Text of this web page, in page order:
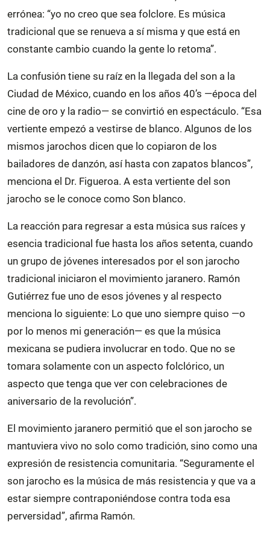
errónea: “yo no creo que sea folclore. Es música
tradicional que se renueva a sí misma y que está en
constante cambio cuando la gente lo retoma”.
La confusión tiene su raíz en la llegada del son a la
Ciudad de México, cuando en los años 40’s —época del
cine de oro y la radio— se convirtió en espectáculo. “Esa
vertiente empezó a vestirse de blanco. Algunos de los
mismos jarochos dicen que lo copiaron de los
bailadores de danzón, así hasta con zapatos blancos”,
menciona el Dr. Figueroa. A esta vertiente del son
jarocho se le conoce como Son blanco.
La reacción para regresar a esta música sus raíces y
esencia tradicional fue hasta los años setenta, cuando
un grupo de jóvenes interesados por el son jarocho
tradicional iniciaron el movimiento jaranero. Ramón
Gutiérrez fue uno de esos jóvenes y al respecto
menciona lo siguiente: Lo que uno siempre quiso —o
por lo menos mi generación— es que la música
mexicana se pudiera involucrar en todo. Que no se
tomara solamente con un aspecto folclórico, un
aspecto que tenga que ver con celebraciones de
aniversario de la revolución”.
El movimiento jaranero permitió que el son jarocho se
mantuviera vivo no solo como tradición, sino como una
expresión de resistencia comunitaria. “Seguramente el
son jarocho es la música de más resistencia y que va a
estar siempre contraponiéndose contra toda esa
perversidad”, afirma Ramón.